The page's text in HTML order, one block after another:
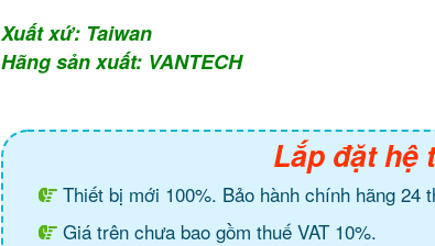
Xuất xứ: Taiwan
Hãng sản xuất: VANTECH
Lắp đặt hệ
Thiết bị mới 100%. Bảo hành chính hãng 24
Giá trên chưa bao gồm thuế VAT 10%.